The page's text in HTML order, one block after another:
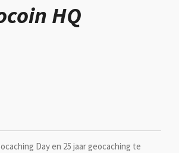
HQ
Day en 25 jaar geocaching te